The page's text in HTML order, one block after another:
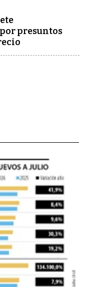
presuntos